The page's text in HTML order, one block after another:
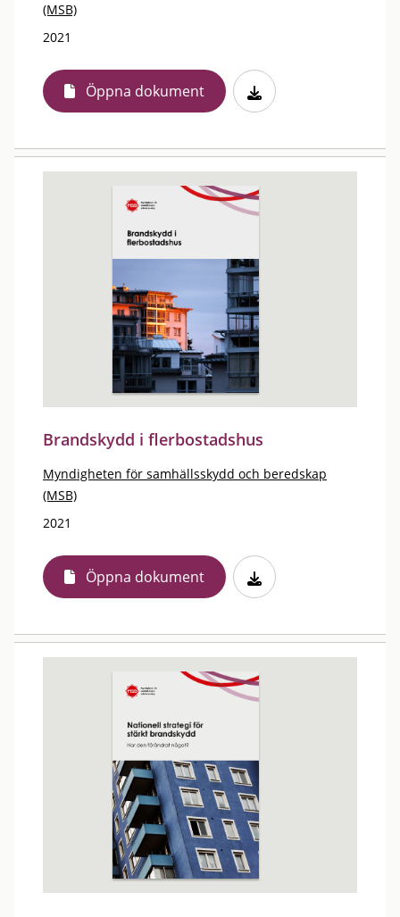
(MSB)
2021
Öppna dokument
Brandskydd i flerbostadshus
Myndigheten för samhällsskydd och beredskap
(MSB)
2021
Öppna dokument